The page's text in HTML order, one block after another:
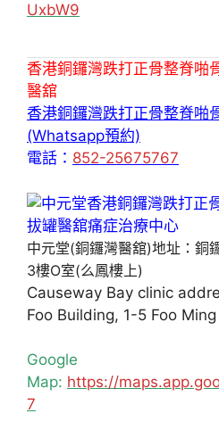
UxbW9
香港銅鑼灣跌打正骨整脊啪
醫舘
香港銅鑼灣跌打正骨整脊啪
(Whatsapp預約)
電話： 852-25675767
中元堂(銅鑼灣醫舘)地址：銅
3樓O室(么鳳樓上)
Causeway Bay clinic
Foo Building, 1-5 Foo
Google
Map: https://
7